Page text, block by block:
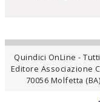
Quindici OnLine -
Editore Associazione
70056 Molfetta